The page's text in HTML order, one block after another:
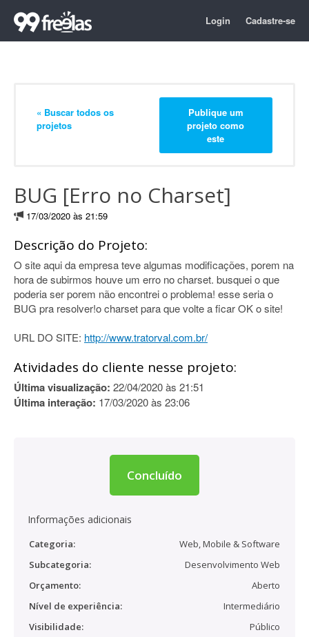
Login Cadastre-se
« Buscar todos os
projetos
Publique um
projeto como
este
BUG [Erro no Charset]
17/03/2020 às 21:59
Descrição do Projeto:
O site aqui da empresa teve algumas modificações, porem na
hora de subirmos houve um erro no charset. busquei o que
poderia ser porem não encontrei o problema! esse seria o
BUG pra resolver!o charset para que volte a ficar OK o site!
URL DO SITE: http://www.tratorval.com.br/
Atividades do cliente nesse projeto:
Última visualização: 22/04/2020 às 21:51
Última interação: 17/03/2020 às 23:06
Concluído
Informações adicionais
Categoria:
Web, Mobile & Software
Subcategoria:
Desenvolvimento Web
Orçamento:
Aberto
Nível de experiência:
Intermediário
Visibilidade:
Público